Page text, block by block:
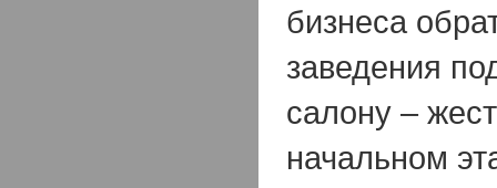
бизнеса
заведения
салону –
начальном